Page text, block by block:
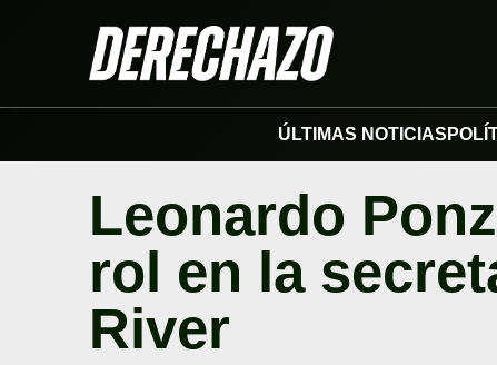
ÚLTIMAS NOTICIAS
Leonardo
rol en la
River